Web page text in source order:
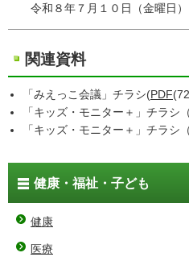
令和８年７月１０日（金曜日）
関連資料
「みえっこ会議」チラシ(PDF
「キッズ・モニター＋」チラシ
「キッズ・モニター＋」チラシ
健康・福祉・子ども
健康
医療